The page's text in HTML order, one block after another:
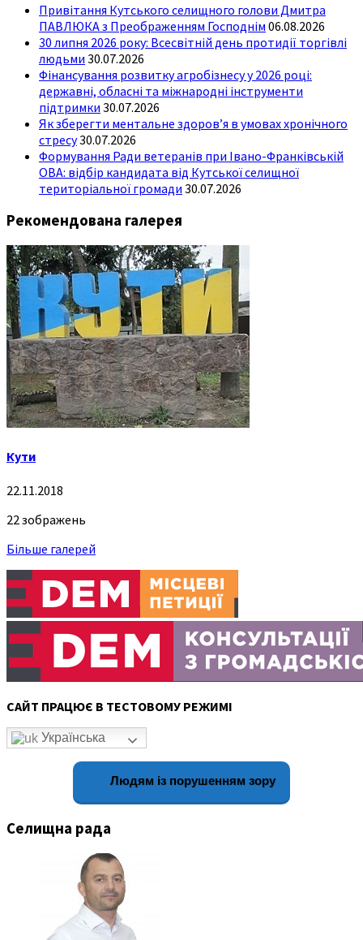
Привітання Кутського селищного голови Дмитра
ПАВЛЮКА з Преображенням Господнім 06.08.2026
30 липня 2026 року: Всесвітній день протидії торгівлі
людьми 30.07.2026
Фінансування розвитку агробізнесу у 2026 році:
державні, обласні та міжнародні інструменти
підтримки 30.07.2026
Як зберегти ментальне здоров’я в умовах хронічного
стресу30.07.2026
Формування Ради ветеранів при Івано-Франківській
ОВА: відбір кандидата від Кутської селищної
територіальної громади 30.07.2026
Рекомендована галерея
Кути
22.11.2018
22 зображень
Більше галерей
САЙТ ПРАЦЮЄ В ТЕСТОВОМУ РЕЖИМІ
Українська
Людям із порушенням зору
Селищна рада